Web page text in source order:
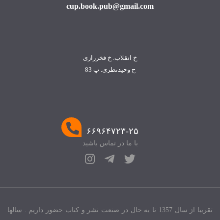
cup.book.pub@gmail.com
خ انقلاب. خ فخررازی
خ وحیدنظری. پ 83
۶۶۹۶۴۷۲۳-۲۵
با ما در تماس باشید
تقریبا از سال 1357 تا به حال در صنعت نشر و کتاب حضور داریم . سالها